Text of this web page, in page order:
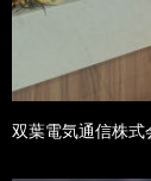
双葉電気通信株